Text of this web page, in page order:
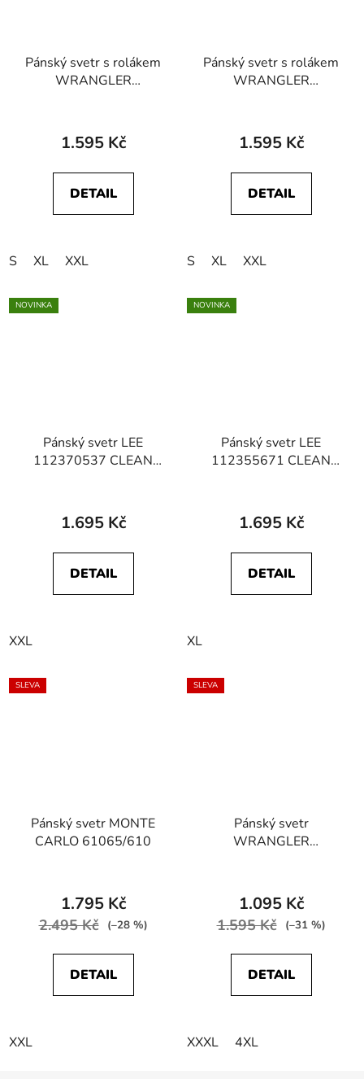
Pánský svetr s rolákem
WRANGLER
Robe
1.595 Kč
DETAIL
S XL XXL
Pánský svetr s rolákem
WRANGLER
1.595 Kč
DETAIL
S XL XXL
NOVINKA
Pánský svetr LEE
112370537 CLEAN
1.695 Kč
DETAIL
XXL
NOVINKA
Pánský svetr LEE
112355671 CLEAN
1.695 Kč
DETAIL
XL
SLEVA
Pánský svetr MONTE
CARLO 61065/610
1.795 Kč
2.495 Kč (–28 %)
DETAIL
XXL
SLEVA
Pánský svetr
WRANGLER
1.095 Kč
1.595 Kč (–31 %)
DETAIL
XXXL 4XL